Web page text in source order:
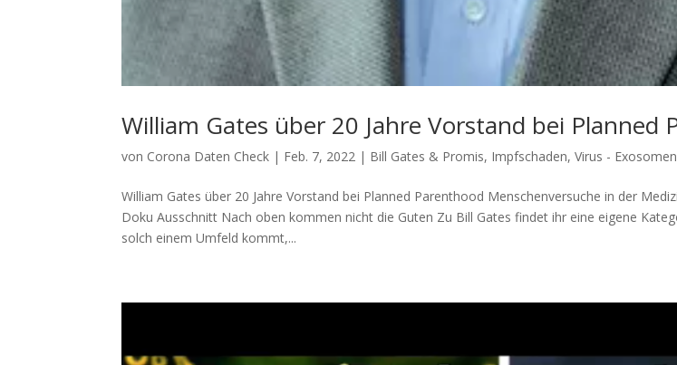
William Gates über 20 Jahre Vorstand bei Planned
von Corona Daten Check | Feb. 7, 2022 | Bill Gates & Promis, Impfschaden,Virus - Exosomen
William Gates über 20 Jahre Vorstand bei Planned Parenthood Men­schen­ver­su­che in der
Doku Ausschnitt Nach oben kom­men nicht die Guten Zu Bill Gates fin­det ihr eine eige­ne
solch einem Umfeld kommt,...